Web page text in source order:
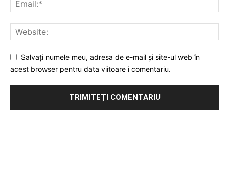
Salvați numele meu, adresa de e-mail și site-ul web în
acest browser pentru data viitoare i comentariu.